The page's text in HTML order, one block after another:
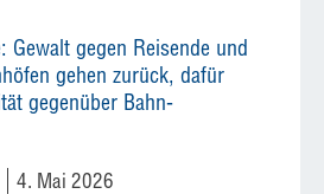
Gewalt gegen Reisende und
gehen zurück, dafür
gegenüber Bahn-
4. Mai 2026